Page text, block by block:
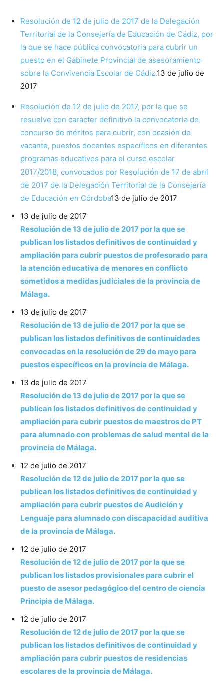
Resolución de 12 de julio de 2017 de la Delegación
Territorial de la Consejería de Educación de Cádiz, por
la que se hace pública convocatoria para cubrir un
puesto en el Gabinete Provincial de asesoramiento
sobre la Convivencia Escolar de Cádiz.13 de julio de
2017
Resolución de 12 de julio de 2017, por la que se
resuelve con carácter definitivo la convocatoria de
concurso de méritos para cubrir, con ocasión de
vacante, puestos docentes específicos en diferentes
programas educativos para el curso escolar
2017/2018, convocados por Resolución de 17 de abril
de 2017 de la Delegación Territorial de la Consejería
de Educación en Córdoba13 de julio de 2017
13 de julio de 2017
Resolución de 13 de julio de 2017 por la que se
publican los listados definitivos de continuidad y
ampliación para cubrir puestos de profesorado para
la atención educativa de menores en conflicto
sometidos a medidas judiciales de la provincia de
Málaga.
13 de julio de 2017
Resolución de 13 de julio de 2017 por la que se
publican los listados definitivos de continuidades
convocadas en la resolución de 29 de mayo para
puestos específicos en la provincia de Málaga.
13 de julio de 2017
Resolución de 13 de julio de 2017 por la que se
publican los listados definitivos de continuidad y
ampliación para cubrir puestos de maestros de PT
para alumnado con problemas de salud mental de la
provincia de Málaga.
12 de julio de 2017
Resolución de 12 de julio de 2017 por la que se
publican los listados definitivos de continuidad y
ampliación para cubrir puestos de Audición y
Lenguaje para alumnado con discapacidad auditiva
de la provincia de Málaga.
12 de julio de 2017
Resolución de 12 de julio de 2017 por la que se
publican los listados provisionales para cubrir el
puesto de asesor pedagógico del centro de ciencia
Principia de Málaga.
12 de julio de 2017
Resolución de 12 de julio de 2017 por la que se
publican los listados definitivos de continuidad y
ampliación para cubrir puestos de residencias
escolares de la provincia de Málaga.